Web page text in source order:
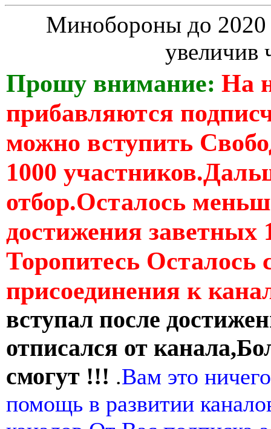
Минобороны до 2020
увеличив
Прошу внимание: На
прибавляются
можно вступить
1000
отбор.Осталось
достижения заветных
Торопитесь Осталось
присоединения к
вступал после
отписался от
смогут !!! .Вам это
помощь в развитии